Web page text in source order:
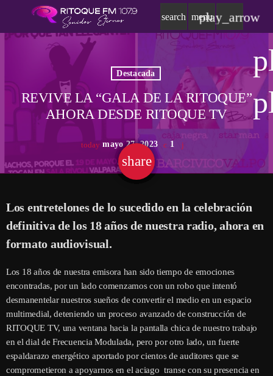
search menu
play_arrow
Destacada
REVIVE LA “GALA DE LA RITOQUE”
AHORA DESDE RITOQUE TV
today mayo 27, 2023 1
share
email
Los entretelones de lo sucedido en la celebración
definitiva de los 18 años de nuestra radio, ahora en
formato audiovisual.
Los 18 años de nuestra emisora han sido tiempo de emociones
encontradas, por un lado comenzamos con un robo que intentó
desmanentelar nuestros sueños de convertir el medio en un espacio
multimedial, deteniendo un proceso avanzado de construcción de
RITOQUE TV, una ventana hacia la pantalla chica de nuestro trabajo
en el dial de Frecuencia Modulada, pero por otro lado, un fuerte
espaldarazo energético aportado por cientos de auditores que se
comprometieron a apoyarnos en el aciago transe con su presencia en